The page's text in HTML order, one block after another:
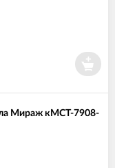
Мираж кМСТ-7908-